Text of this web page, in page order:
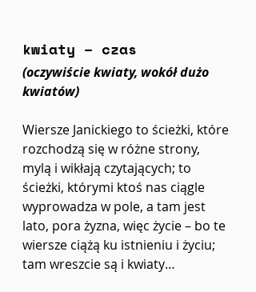
kwiaty – czas
(oczywiście kwiaty, wokół dużo
kwiatów)
Wiersze Janickiego to ścieżki, które
rozchodzą się w różne strony,
mylą i wikłają czytających; to
ścieżki, którymi ktoś nas ciągle
wyprowadza w pole, a tam jest
lato, pora żyzna, więc życie – bo te
wiersze ciążą ku istnieniu i życiu;
tam wreszcie są i kwiaty…